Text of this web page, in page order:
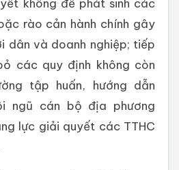
không để phát sinh các
rào cản hành chính gây
dân và doanh nghiệp; tiếp
các quy định không còn
tập huấn, hướng dẫn
ngũ cán bộ địa phương
lực giải quyết các TTHC